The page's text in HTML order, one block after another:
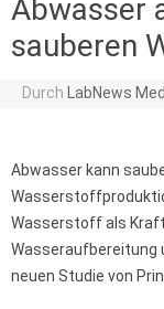
Abwasser
sauberen
Durch LabNews
Abwasser kann
Wasserstoff als
Wasseraufbereitung
neuen Studie von